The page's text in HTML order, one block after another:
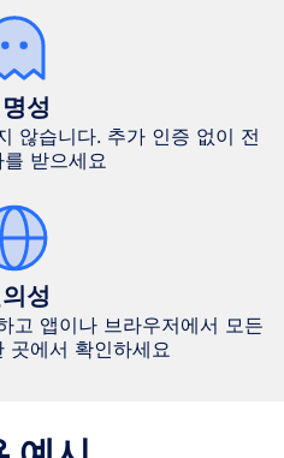
성
않습니다. 추가 인증 없이 전
받으세요
성
고 앱이나 브라우저에서 모든
곳에서 확인하세요